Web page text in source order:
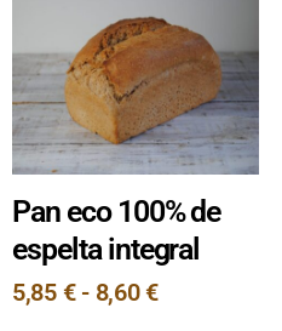
Pan eco 100% de
espelta integral
5,85 € - 8,60€